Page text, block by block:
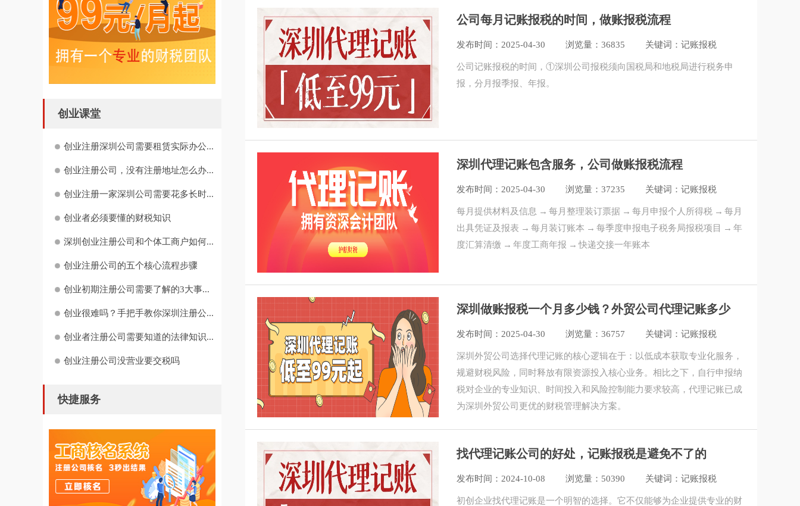
创业课堂
创业注册深圳公司需要租赁实际办公...
创业注册公司，没有注册地址怎么办...
创业注册一家深圳公司需要花多长时...
创业者必须要懂的财税知识
深圳创业注册公司和个体工商户如何...
创业注册公司的五个核心流程步骤
创业初期注册公司需要了解的3大事...
创业很难吗？手把手教你深圳注册公...
创业者注册公司需要知道的法律知识...
创业注册公司没营业要交税吗
快捷服务
公司每月记账报税的时间，做账报税流程
发布时间：2025-04-30 浏览量：36835 关键词：记账报税
公司记账报税的时间，①深圳公司报税须向国税局和地税局进行税务申
报，分月报季报、年报。
深圳代理记账包含服务，公司做账报税流程
发布时间：2025-04-30 浏览量：37235 关键词：记账报税
每月提供材料及信息 → 每月整理装订票据 → 每月申报个人所得税 → 每月
出具凭证及报表 → 每月装订账本 → 每季度申报电子税务局报税项目 → 年
度汇算清缴 → 年度工商年报 → 快递交接一年账本
深圳做账报税一个月多少钱？外贸公司代理记账多少
钱？
发布时间：2025-04-30 浏览量：36757 关键词：记账报税
深圳外贸公司选择代理记账的核心逻辑在于：以低成本获取专业化服务，
规避财税风险，同时释放有限资源投入核心业务。相比之下，自行申报纳
税对企业的专业知识、时间投入和风险控制能力要求较高，代理记账已成
为深圳外贸公司更优的财税管理解决方案。
找代理记账公司的好处，记账报税是避免不了的
发布时间：2024-10-08 浏览量：50390 关键词：记账报税
初创企业找代理记账是一个明智的选择。它不仅能够为企业提供专业的财